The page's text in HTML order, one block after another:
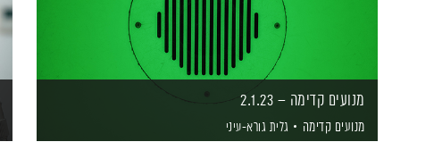
מנועים קדימה – 2.1.23
מנועים קדימה גלית גורא-עיני